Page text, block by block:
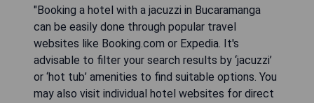
"Booking a hotel with a jacuzzi in Bucaramanga
can be easily done through popular travel
websites like Booking.com or Expedia. It's
advisable to filter your search results by ‘jacuzzi’
or ‘hot tub’ amenities to find suitable options. You
may also visit individual hotel websites for direct